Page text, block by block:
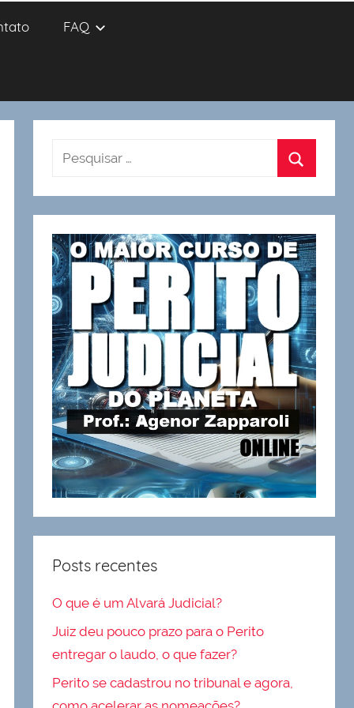
FAQ
Posts recentes
O que é um Alvará Judicial?
Juiz deu pouco prazo para o Perito
entregar o laudo, o que fazer?
Perito se cadastrou no tribunal e agora,